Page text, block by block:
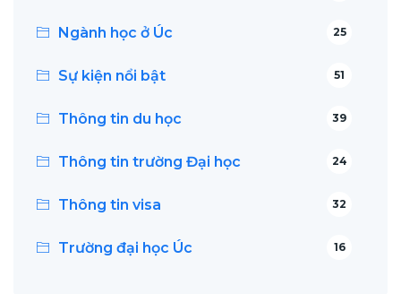
Ngành học ở Úc 25
Sự kiện nổi bật 51
Thông tin du học 39
Thông tin trường Đại học 24
Thông tin visa 32
Trường đại học Úc 16